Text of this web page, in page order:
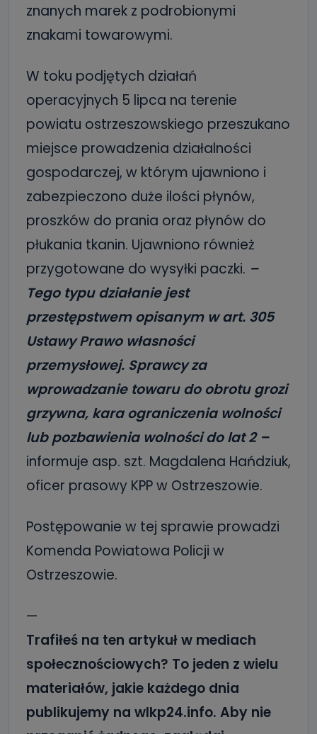
znanych marek z podrobionymi
znakami towarowymi.
W toku podjętych działań
operacyjnych 5 lipca na terenie
powiatu ostrzeszowskiego przeszukano
miejsce prowadzenia działalności
gospodarczej, w którym ujawniono i
zabezpieczono duże ilości płynów,
proszków do prania oraz płynów do
płukania tkanin. Ujawniono również
przygotowane do wysyłki paczki. –
Tego typu działanie jest
przestępstwem opisanym w art. 305
Ustawy Prawo własności
przemysłowej. Sprawcy za
wprowadzanie towaru do obrotu grozi
grzywna, kara ograniczenia wolności
lub pozbawienia wolności do lat 2 –
informuje asp. szt. Magdalena Hańdziuk,
oficer prasowy KPP w Ostrzeszowie.
Postępowanie w tej sprawie prowadzi
Komenda Powiatowa Policji w
Ostrzeszowie.
—
Trafiłeś na ten artykuł w mediach
społecznościowych? To jeden z wielu
materiałów, jakie każdego dnia
publikujemy na wlkp24.info. Aby nie